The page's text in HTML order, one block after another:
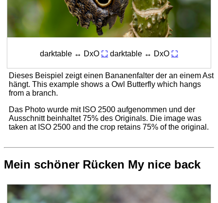
darktable ↔ DxO ⛶ darktable ↔ DxO ⛶
Dieses Beispiel zeigt einen Bananenfalter der an einem Ast
hängt. This example shows a Owl Butterfly which hangs
from a branch.
Das Photo wurde mit ISO 2500 aufgenommen und der
Ausschnitt beinhaltet 75% des Originals. Die image was
taken at ISO 2500 and the crop retains 75% of the original.
Mein schöner Rücken My nice back